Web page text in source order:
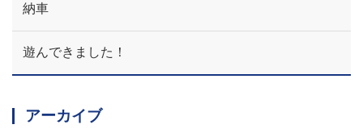
納車
遊んできました！
アーカイブ